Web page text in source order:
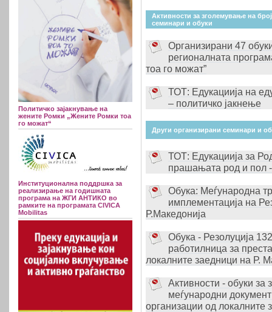
Политичко зајакнување на
жените Ромки „Жените Ромки тоа
го можат“
Институционална поддршка за
реализирање на годишната
програма на ЖГИ АНТИКО во
рамките на програмата CIVICA
Mobilitas
Активности за зголемување на
семинари и обуки
Организирани 47
регионалната
тоа го можат”
ТОТ: Едукациија на
– политичко јакнење
Други организирани семинари и
ТОТ: Едукациија за
прашањата род и пол
Обука: Меѓународна
имплементација на
Р.Македонија
Обука - Резолуција
работилница за
локалните заедници на Р.
Активности - обуки за
меѓународни
организации од локалните